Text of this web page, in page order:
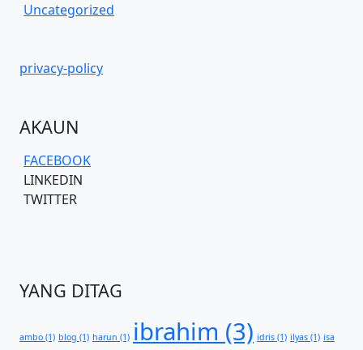
Uncategorized
privacy-policy
AKAUN
FACEBOOK
LINKEDIN
TWITTER
YANG DITAG
ambo (1) blog (1) harun (1) ibrahim (3) idris (1) ilyas (1) isa